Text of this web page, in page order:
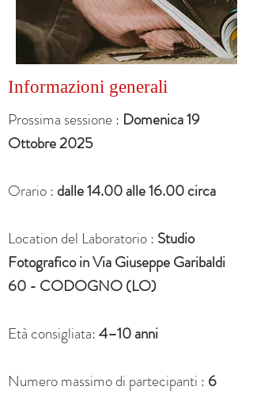
Informazioni generali
Prossima sessione : Domenica 19
Ottobre 2025
Orario : dalle 14.00 alle 16.00 circa
Location del Laboratorio : Studio
Fotografico in Via Giuseppe Garibaldi
60 - CODOGNO (LO)
Età consigliata:4–10 anni
Numero massimo di partecipanti : 6